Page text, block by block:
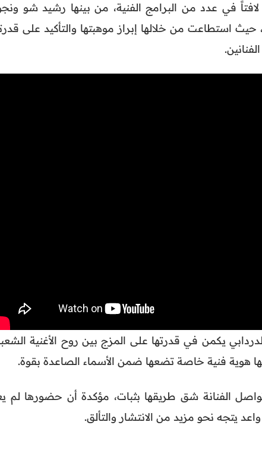
في عدد من البرامج الفنية، من بينها رشيد شو
استطاعت من خلالها إبراز موهبتها والتأكيد على
يكمن في قدرتها على المزج بين روح الأغنية
هوية فنية خاصة تضعها ضمن الأسماء الصاعدة بقوة.
الفنانة شق طريقها بثبات، مؤكدة أن حضورها لم
يتجه نحو مزيد من الانتشار والتألق.